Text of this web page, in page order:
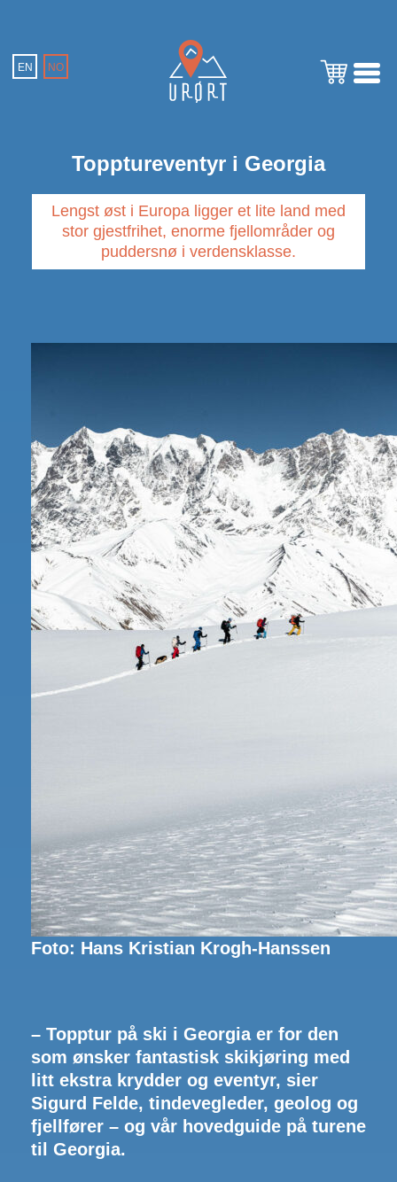
EN NO
Topptureventyr i Georgia
Lengst øst i Europa ligger et lite land med
stor gjestfrihet, enorme fjellområder og
puddersnø i verdensklasse.
Foto: Hans Kristian Krogh-Hanssen
– Topptur på ski i Georgia er for den
som ønsker fantastisk skikjøring med
litt ekstra krydder og eventyr, sier
Sigurd Felde, tindevegleder, geolog og
fjellfører – og vår hovedguide på turene
til Georgia.